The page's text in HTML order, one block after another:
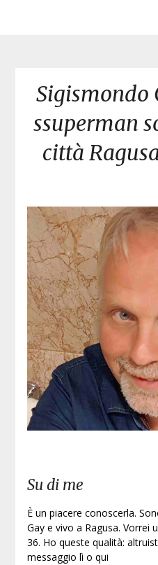
Sigismondo
ssuperman
città
Su di me
È un piacere conoscerla.
Gay e vivo a Ragusa. Vorrei
36. Ho queste qualità:
messaggio lì o qui